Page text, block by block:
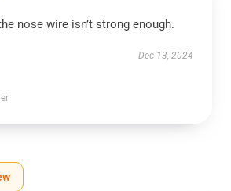
nose wire isn’t strong enough.
Dec 13, 2024